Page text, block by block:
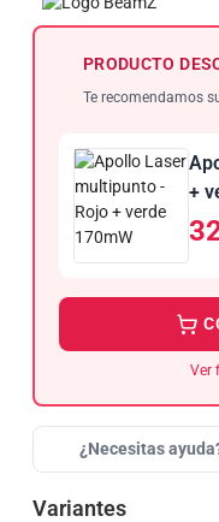
PRODUCTO
Te recomendamos
+
Ver
¿Necesitas
Variantes